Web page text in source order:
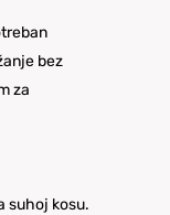
bez
za
suhoj kosu.